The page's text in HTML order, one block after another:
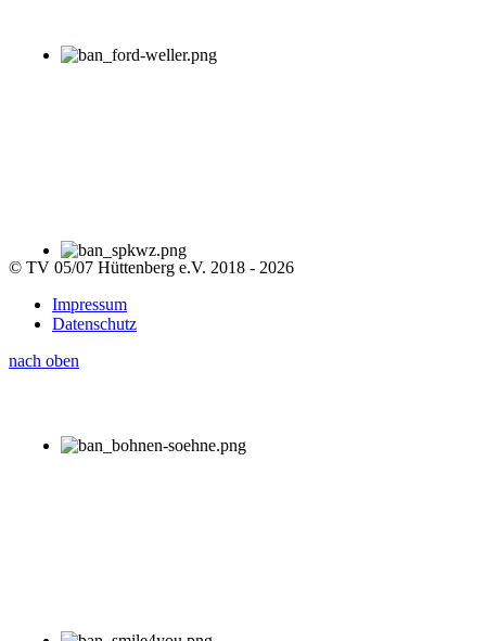
© TV 05/07 Hüttenberg e.V. 2018 - 2026
Impressum
Datenschutz
nach oben